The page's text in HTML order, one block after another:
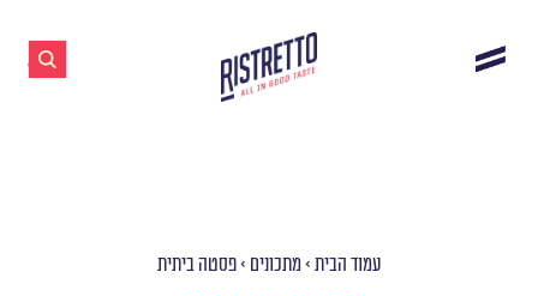
עמוד הבית >מתכונים >פסטה ביתית